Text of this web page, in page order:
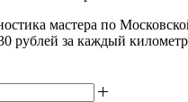
мастера по
рублей за каждый